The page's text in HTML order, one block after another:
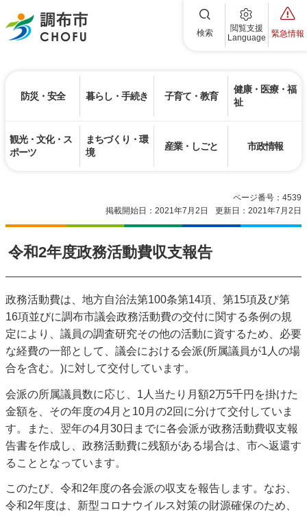
調布市 検索
閲覧支援
Language
緊急情報
防災・安全 暮らし・手続き 子育て・教育
健康・医療・福
祉
観光・文化・ス
ポーツ
まちづくり・環
境
産業・しごと 市政情報
ページ番号：4539
掲載開始日：2021年7月2日
更新日：2021年7月2日
令和2年度政務活動費収支報告
政務活動費は、地方自治法第100条第14項、第15項及び第
16項並びに調布市議会政務活動費の交付に関する条例の規
定により、議員の調査研究その他の活動に資するため、必要
な経費の一部として、議会における会派(所属議員が1人の場
合を含む。)に対して交付しています。
会派の所属議員数に応じ、1人当たり月額2万5千円を掛けた
金額を、その年度の4月と10月の2回に分けて交付していま
す。また、翌年の4月30日までに各会派が政務活動費収支報
告書を作成し、政務活動費に残額がある場合は、市へ返還す
ることとなっています。
このたび、令和2年度の各会派の収支を報告します。なお、
令和2年度は、新型コロナウイルス対策の財源確保のため、